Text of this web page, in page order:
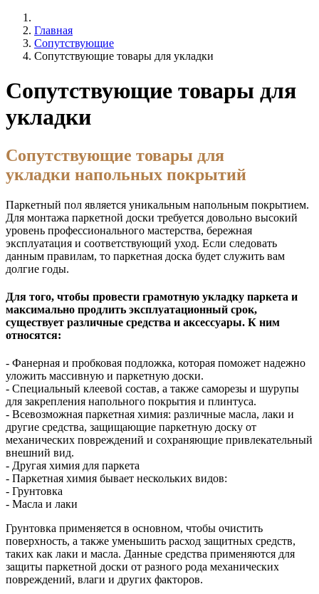
Главная
Сопутствующие
Сопутствующие товары для укладки
Сопутствующие товары для
укладки
Сопутствующие товары для
укладки напольных покрытий
Паркетный пол является уникальным напольным покрытием.
Для монтажа паркетной доски требуется довольно высокий
уровень профессионального мастерства, бережная
эксплуатация и соответствующий уход. Если следовать
данным правилам, то паркетная доска будет служить вам
долгие годы.
Для того, чтобы провести грамотную укладку паркета и
максимально продлить эксплуатационный срок,
существует различные средства и аксессуары. К ним
относятся:
- Фанерная и пробковая подложка, которая поможет надежно
уложить массивную и паркетную доски.
- Специальный клеевой состав, а также саморезы и шурупы
для закрепления напольного покрытия и плинтуса.
- Всевозможная паркетная химия: различные масла, лаки и
другие средства, защищающие паркетную доску от
механических повреждений и сохраняющие привлекательный
внешний вид.
- Другая химия для паркета
- Паркетная химия бывает нескольких видов:
- Грунтовка
- Масла и лаки
Грунтовка применяется в основном, чтобы очистить
поверхность, а также уменьшить расход защитных средств,
таких как лаки и масла. Данные средства применяются для
защиты паркетной доски от разного рода механических
повреждений, влаги и других факторов.